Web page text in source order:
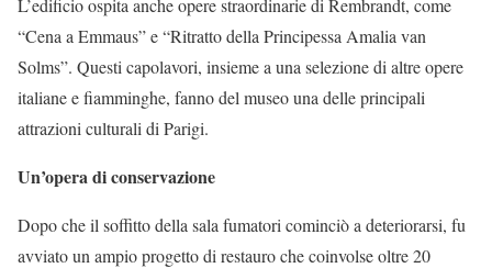
L’edificio ospita anche opere straordinarie di Rembrandt, come
“Cena a Emmaus” e “Ritratto della Principessa Amalia van
Solms”. Questi capolavori, insieme a una selezione di altre opere
italiane e fiamminghe, fanno del museo una delle principali
attrazioni culturali di Parigi.
Un’opera di conservazione
Dopo che il soffitto della sala fumatori cominciò a deteriorarsi, fu
avviato un ampio progetto di restauro che coinvolse oltre 20